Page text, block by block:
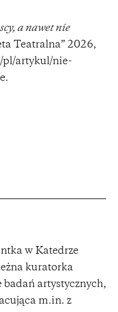
a nawet nie
Teatralna” 2026,
pl/artykul/nie-
.
w Katedrze
kuratorka
artystycznych,
m.in. z